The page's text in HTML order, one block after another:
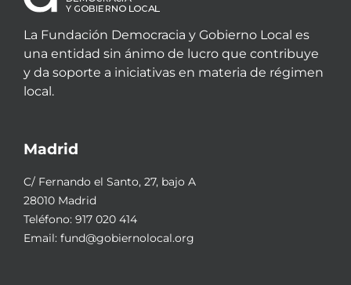
La Fundación Democracia y Gobierno Local es
una entidad sin ánimo de lucro que contribuye
y da soporte a iniciativas en materia de régimen
local.
Madrid
C/ Fernando el Santo, 27, bajo A
28010 Madrid
Teléfono: 917 020 414
Email: fund@gobiernolocal.org